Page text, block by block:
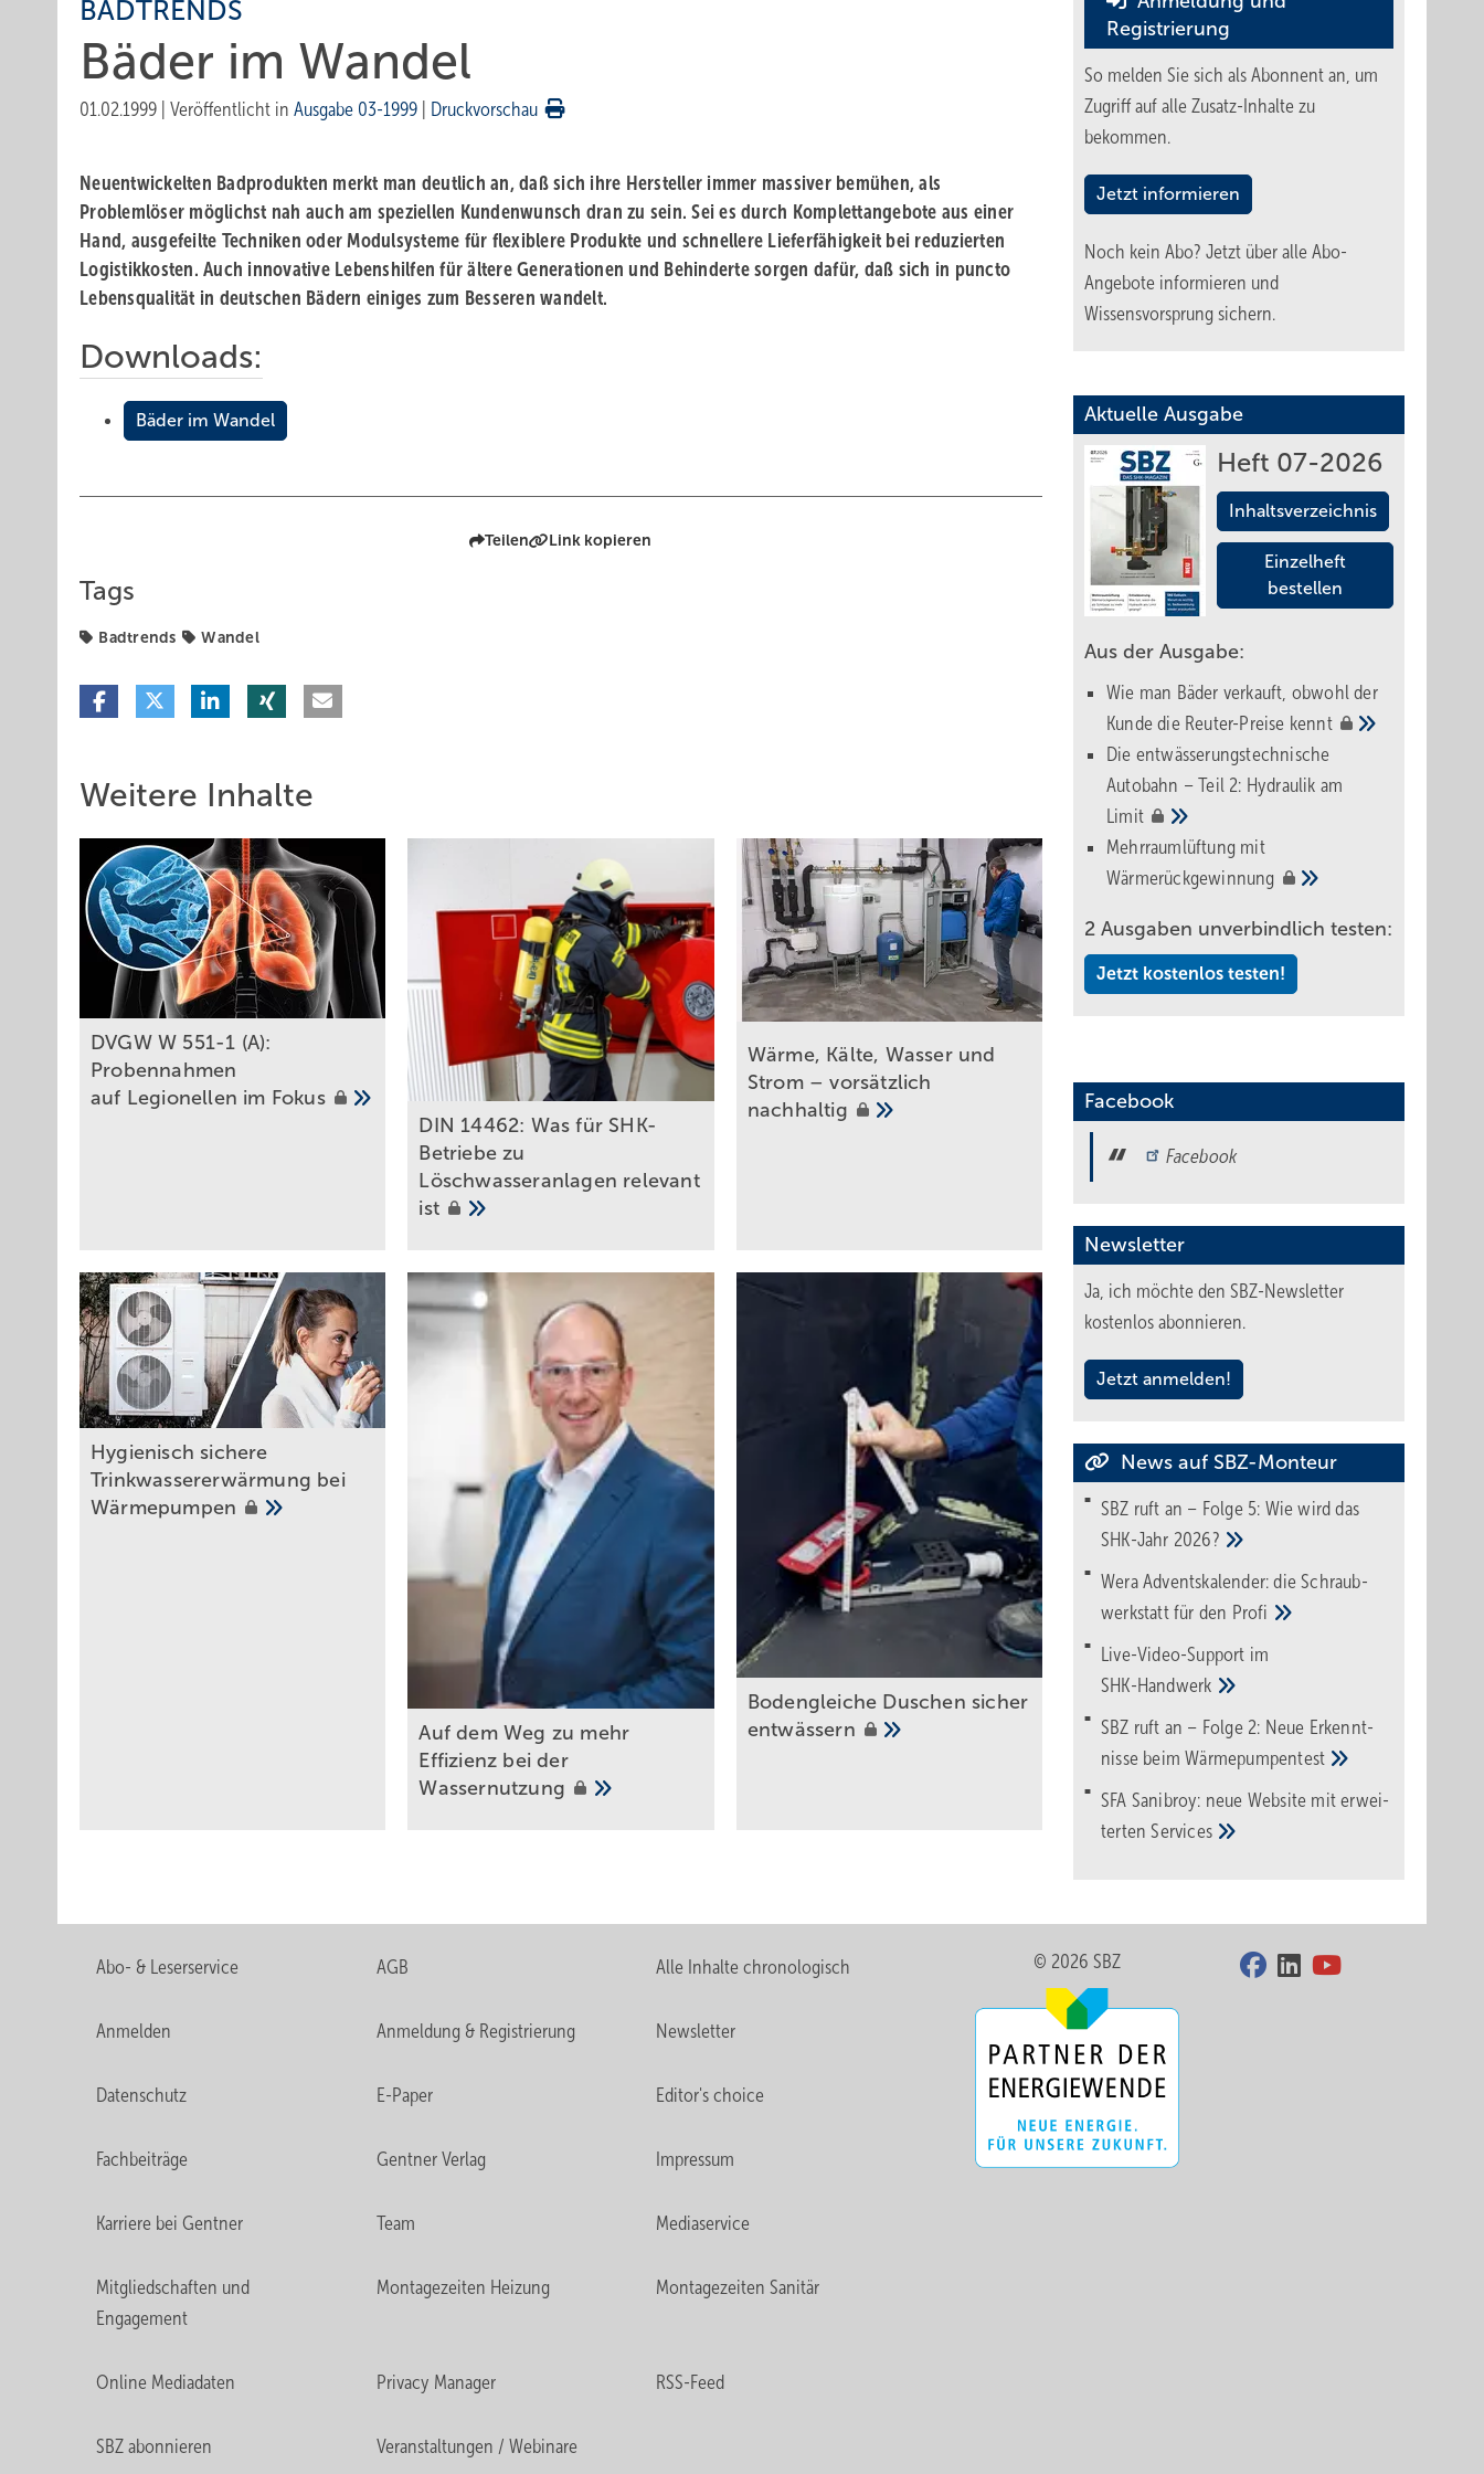
BADTRENDS
Bäder im Wandel
01.02.1999 Veröffentlicht in Ausgabe 03-1999 Druckvorschau
Neuentwickelten Badprodukten merkt man deutlich an, daß sich ihre Hersteller immer massiver bemühen, als
Problemlöser möglichst nah auch am speziellen Kundenwunsch dran zu sein. Sei es durch Komplettangebote aus einer
Hand, ausgefeilte Techniken oder Modulsysteme für flexiblere Produkte und schnellere Lieferfähigkeit bei reduzierten
Logistikkosten. Auch innovative Lebenshilfen für ältere Generationen und Behinderte sorgen dafür, daß sich in puncto
Lebensqualität in deutschen Bädern einiges zum Besseren wandelt.
Downloads:
Bäder im Wandel
Teilen Link kopieren
Tags
Badtrends Wandel
Weitere Inhalte
DVGW W 551-1 (A):
Probennahmen
auf Legionellen im Fokus
DIN 14462: Was für SHK-
Betriebe zu
Löschwasseranlagen relevant
ist
Wärme, Kälte, Wasser und
Strom – vorsätzlich
nachhaltig
Hygienisch sichere
Trinkwassererwärmung bei
Wärmepumpen
Auf dem Weg zu mehr
Effizienz bei der
Wassernutzung
Bodengleiche Duschen sicher
entwässern
Registrierung
So melden Sie sich als Abonnent an, um
Zugriff auf alle Zusatz-Inhalte zu
bekommen.
Jetzt informieren
Noch kein Abo? Jetzt über alle Abo-
Angebote informieren und
Wissensvorsprung sichern.
Aktuelle Ausgabe
Heft 07-2026
Inhaltsverzeichnis
Einzelheft
bestellen
Aus der Ausgabe:
Wie man Bäder verkauft, obwohl der
Kunde die Reuter-Preise kennt
Die entwässerungstechnische
Autobahn – Teil 2: Hydraulik am
Limit
Mehrraumlüftung mit
Wärmerückgewinnung
2 Ausgaben unverbindlich testen:
Jetzt kostenlos testen!
Facebook
Facebook
Newsletter
Ja, ich möchte den SBZ-Newsletter
kostenlos abonnieren.
Jetzt anmelden!
News auf SBZ-Monteur
SBZ ruft an – Folge 5: Wie wird das
SHK-Jahr 2026?
Wera Adventskalender: die Schraub­
werk­statt für den Pro­fi
Live-Video-Support im
SHK-Handwerk
SBZ ruft an – Folge 2: Neue Erkennt­
nisse beimWärme­pumpen­test
SFA Sanibroy: neue Web­site mit erwei­
tertenServices
Abo- & Leserservice AGB Alle Inhalte chronologisch
Anmelden Anmeldung & Registrierung Newsletter
Datenschutz E-Paper Editor's choice
Fachbeiträge Gentner Verlag Impressum
Karriere bei Gentner Team Mediaservice
Mitgliedschaften und
Engagement
Montagezeiten Heizung Montagezeiten Sanitär
Online Mediadaten Privacy Manager RSS-Feed
SBZ abonnieren Veranstaltungen / Webinare
© 2026 SBZ